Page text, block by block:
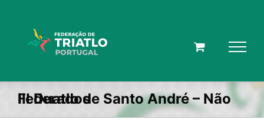
III Duatlo de Santo André – Não Federados